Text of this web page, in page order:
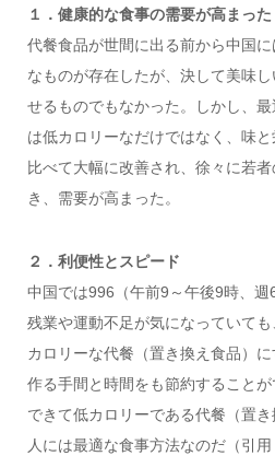
１．健康的な食事の需要が高まった
代餐食品が世間に出る前から中国
なものが存在したが、決して美味
せるものでもなかった。しかし、最
は低カロリーなだけではなく、味
比べて大幅に改善され、徐々に若
き、需要が高まった。
２．利便性とスピード
中国では996（午前9～午後9時、週
残業や運動不足が気になっていて
カロリーな代餐（置き換え食品）に
作る手間と時間をも節約すること
できて低カロリーである代餐（置
人には最適な食事方法なのだ（引